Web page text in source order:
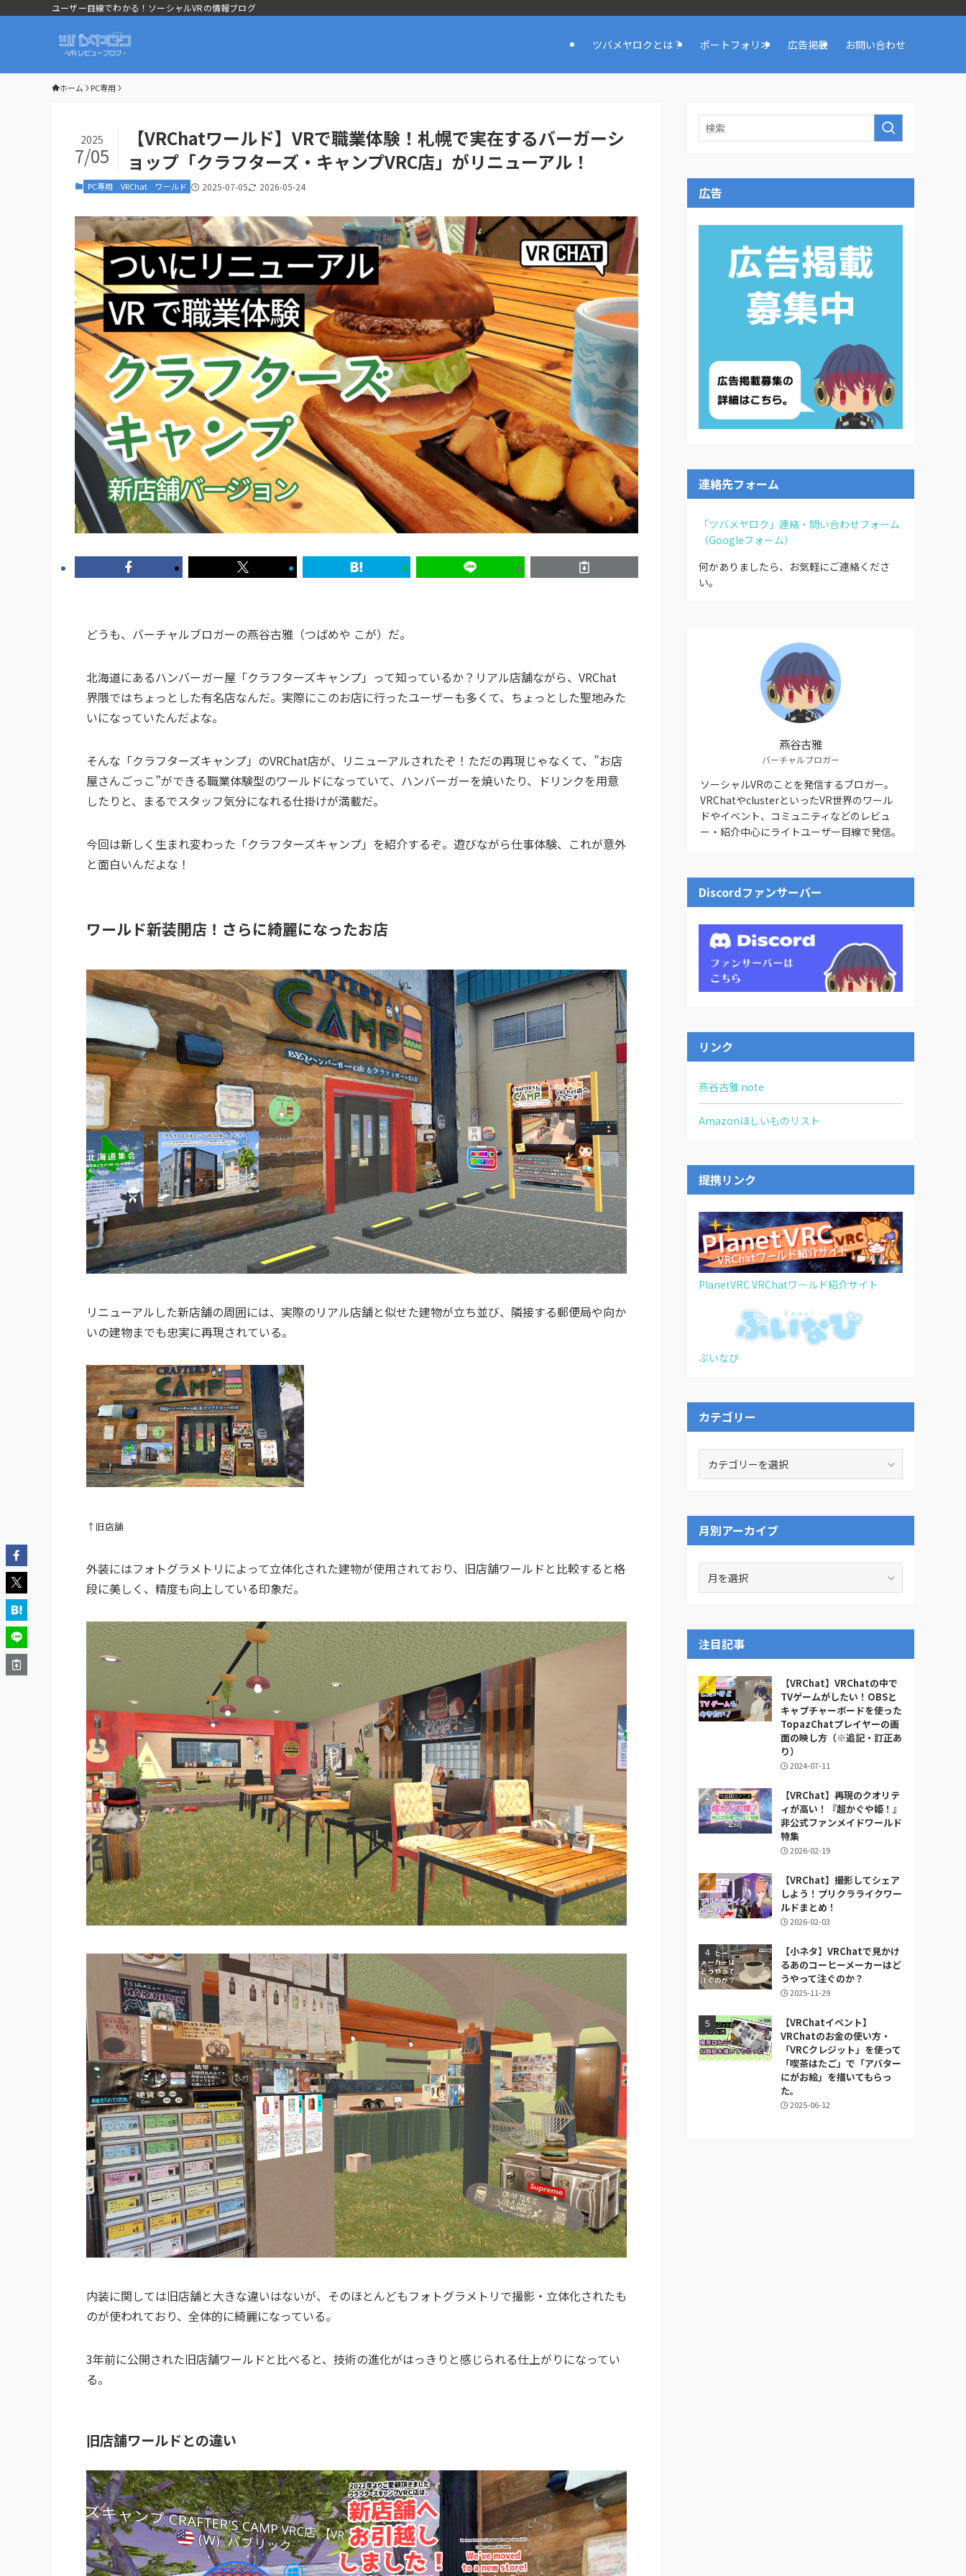
ユーザー目線でわかる！ソーシャルVRの情報ブログ
ツバメヤロクとは？ ポートフォリオ 広告掲載 お問い合わせ
ホーム PC専用
【VRChatワールド】VRで職業体験！札幌で実在するバーガーシ
ョップ「クラフターズ・キャンプVRC店」がリニューアル！
2025
7/05
PC専用 VRChat ワールド 2025-07-05 2026-05-24
どうも、バーチャルブロガーの燕谷古雅（つばめや こが）だ。
北海道にあるハンバーガー屋「クラフターズキャンプ」って知っているか？リアル店舗ながら、VRChat
界隈ではちょっとした有名店なんだ。実際にこのお店に行ったユーザーも多くて、ちょっとした聖地みた
いになっていたんだよな。
そんな「クラフターズキャンプ」のVRChat店が、リニューアルされたぞ！ただの再現じゃなくて、”お店
屋さんごっこ”ができる職業体験型のワールドになっていて、ハンバーガーを焼いたり、ドリンクを用意
したりと、まるでスタッフ気分になれる仕掛けが満載だ。
今回は新しく生まれ変わった「クラフターズキャンプ」を紹介するぞ。遊びながら仕事体験、これが意外
と面白いんだよな！
ワールド新装開店！さらに綺麗になったお店
リニューアルした新店舗の周囲には、実際のリアル店舗と似せた建物が立ち並び、隣接する郵便局や向か
いの建物までも忠実に再現されている。
↑旧店舗
外装にはフォトグラメトリによって立体化された建物が使用されており、旧店舗ワールドと比較すると格
段に美しく、精度も向上している印象だ。
内装に関しては旧店舗と大きな違いはないが、そのほとんどもフォトグラメトリで撮影・立体化されたも
のが使われており、全体的に綺麗になっている。
3年前に公開された旧店舗ワールドと比べると、技術の進化がはっきりと感じられる仕上がりになってい
る。
旧店舗ワールドとの違い
広告
連絡先フォーム
「ツバメヤロク」連絡・問い合わせフォーム
（Googleフォーム）
何かありましたら、お気軽にご連絡くださ
い。
燕谷古雅
バーチャルブロガー
ソーシャルVRのことを発信するブロガー。
VRChatやclusterといったVR世界のワール
ドやイベント、コミュニティなどのレビュ
ー・紹介中心にライトユーザー目線で発信。
Discordファンサーバー
リンク
燕谷古雅 note
Amazonほしいものリスト
提携リンク
PlanetVRC VRChatワールド紹介サイト
ぶいなび
カテゴリー
ー
月別アーカイブ
カ
イ
注目記事
【VRChat】VRChatの中で
TVゲームがしたい！OBSと
キャプチャーボードを使った
TopazChatプレイヤーの画
面の映し方（※追記・訂正あ
り）
2024-07-11
【VRChat】再現のクオリテ
ィが高い！『超かぐや姫！』
非公式ファンメイドワールド
特集
2026-02-19
【VRChat】撮影してシェア
しよう！プリクラライクワー
ルドまとめ！
2026-02-03
【小ネタ】VRChatで見かけ
るあのコーヒーメーカーはど
うやって注ぐのか？
2025-11-29
【VRChatイベント】
VRChatのお金の使い方・
「VRCクレジット」を使って
「喫茶はたご」で「アバター
にがお絵」を描いてもらっ
た。
2025-06-12